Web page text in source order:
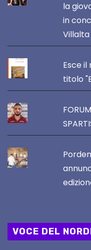
la
in
Esce il
titolo
VOCE DEL